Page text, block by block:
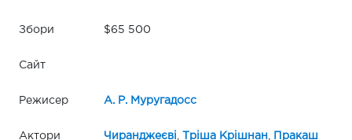
Збори $65 500
Сайт
Режисер А. Р. Муругадосс
Актори Чиранджеєві Тріша Крішнан
Пракаш